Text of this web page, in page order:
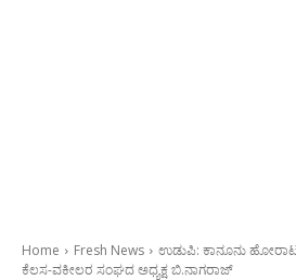
Home Fresh News
ಉಡುಪಿ: ಕಾನೂನು
ಕೆಲಸ-ವಕೀಲರ ಸಂಘದ ಅಧ್ಯಕ್ಷ ಬಿ.ನಾಗರಾಜ್